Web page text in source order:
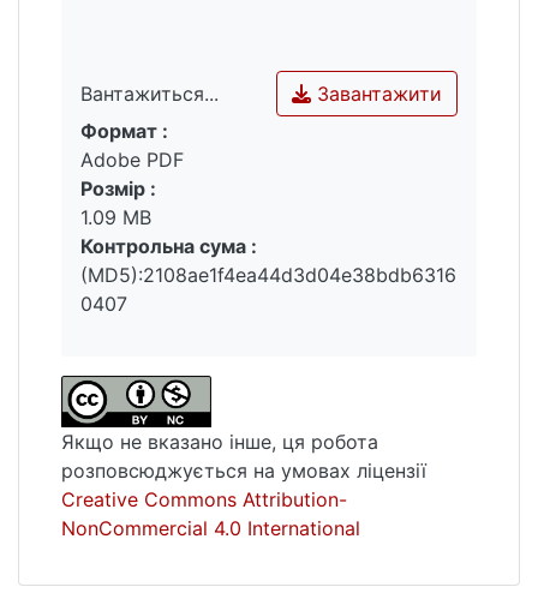
для післявоєнного періоду розбудови
України).
Ключові слова: довіра, формування довіри,
фактори довіри, суб’єкти і об’єкти довіри,
органи державної влади.
Вантажиться...
Вантажиться...
Завантажити
Формат :
Adobe PDF
Розмір :
1.09 MB
Контрольна сума :
(MD5):2108ae1f4ea44d3d04e38bdb6316
0407
Якщо не вказано інше, ця робота
розповсюджується на умовах ліцензії
Creative Commons Attribution-
NonCommercial 4.0 International